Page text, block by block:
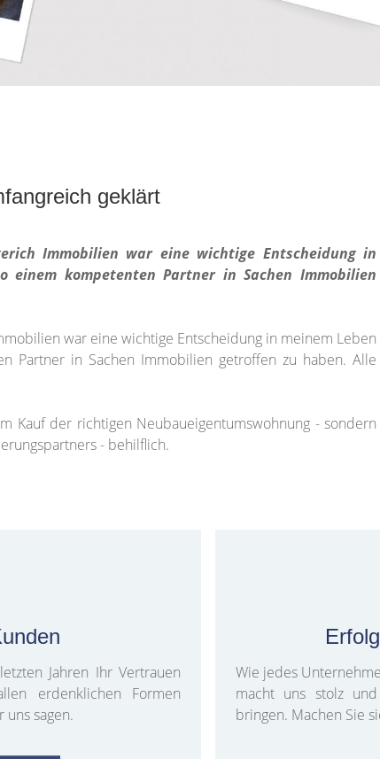
geklärt
Immobilien war eine wichtige Entscheidung in
kompetenten Partner in Sachen Immobilien
war eine wichtige Entscheidung in meinem Leben
Partner in Sachen Immobilien getroffen zu haben. Alle
Kauf der richtigen Neubaueigentumswohnung - sondern
- behilflich.
Jahren Ihr Vertrauen
erdenklichen Formen
uns sagen.
Wie jedes
macht uns stolz
bringen. Machen Sie